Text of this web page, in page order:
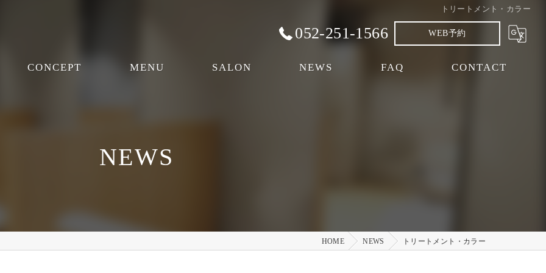
トリートメント・カラー
052-251-1566 WEB予約
CONCEPT MENU SALON NEWS FAQ CONTACT
NEWS
HOME NEWS トリートメント・カラー